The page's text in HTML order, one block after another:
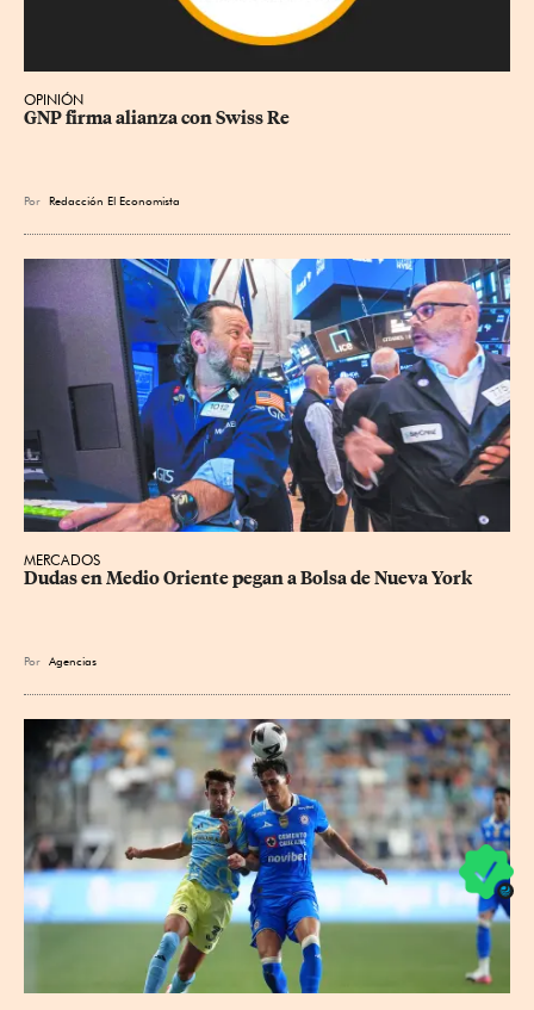
OPINIÓN
GNP firma alianza con Swiss Re
Por Redacción El Economista
MERCADOS
Dudas en Medio Oriente pegan a Bolsa de Nueva York
Por Agencias